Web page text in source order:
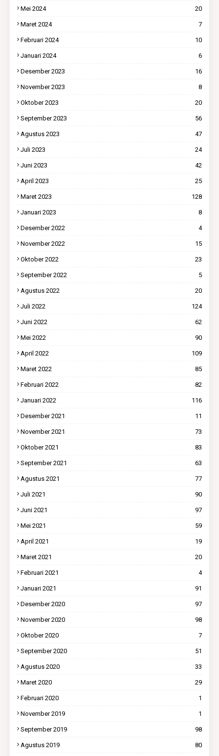
Mei 2024 20
Maret 2024 7
Februari 2024 10
Januari 2024 6
Desember 2023 16
November 2023 8
Oktober 2023 20
September 2023 56
Agustus 2023 47
Juli 2023 24
Juni 2023 42
April 2023 25
Maret 2023 128
Januari 2023 8
Desember 2022 4
November 2022 15
Oktober 2022 23
September 2022 5
Agustus 2022 20
Juli 2022 124
Juni 2022 62
Mei 2022 90
April 2022 109
Maret 2022 85
Februari 2022 82
Januari 2022 116
Desember 2021 11
November 2021 73
Oktober 2021 83
September 2021 63
Agustus 2021 77
Juli 2021 90
Juni 2021 97
Mei 2021 59
April 2021 19
Maret 2021 20
Februari 2021 4
Januari 2021 91
Desember 2020 97
November 2020 98
Oktober 2020 7
September 2020 51
Agustus 2020 33
Maret 2020 29
Februari 2020 1
November 2019 1
September 2019 98
Agustus 2019 80